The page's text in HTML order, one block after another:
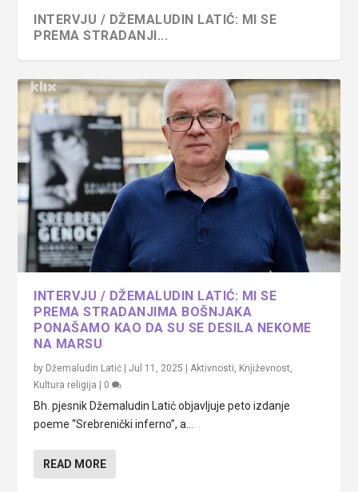
INTERVJU / DŽEMALUDIN LATIĆ: MI SE
PREMA STRADANJI...
INTERVJU / DŽEMALUDIN LATIĆ: MI SE
PREMA STRADANJIMA BOŠNJAKA
PONAŠAMO KAO DA SU SE DESILA NEKOME
NA MARSU
by Džemaludin Latić |Jul 11, 2025 |Aktivnosti, Književnost,
Kultura religija
0
Bh. pjesnik Džemaludin Latić objavljuje peto izdanje
poeme “Srebrenički inferno”, a...
READ MORE